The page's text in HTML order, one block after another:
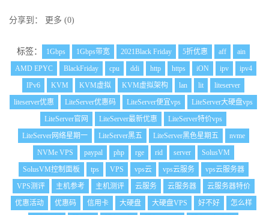
分享到： 更多 (0)
标签： 1Gbps 1Gbps带宽 2021Black Friday 5折优惠 aff
ain
AMD EPYC
BlackFriday cpu ddi http https iON ipv
ipv4
IPv6
KVM KVM虚拟 KVM虚拟架构 lan lit
liteserver
liteserver优惠
LiteServer优惠码 LiteServer便宜vps
LiteServer大硬盘vps
LiteServer官网
LiteServer最新优惠
LiteServer特价vps
LiteServer网络星期一
LiteServer黑五 LiteServer黑色星期五
nvme
NVMe VPS
paypal php rge rid server
SolusVM
SolusVM控制面板
tps VPS vps云 vps云服务
vps云服务器
VPS测评
主机参考 主机测评 云服务 云服务器
云服务器特价
优惠活动
优惠码 信用卡 大硬盘 大硬盘VPS 好不好
怎么样